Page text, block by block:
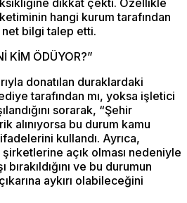
dikkat çekti. Özellikle
hangi kurum tarafından
net bilgi talep etti.
KİM ÖDÜYOR?”
donatılan duraklardaki
tarafından mı, yoksa işletici
sorarak, “Şehir
alınıyorsa bu durum kamu
kullandı. Ayrıca,
açık olması nedeniyle
ve bu durumun
aykırı olabileceğini